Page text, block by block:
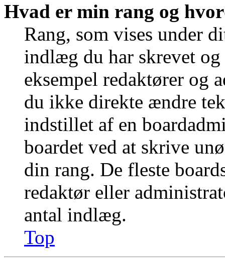
Hvad er min rang og
Rang, som vises under
indlæg du har skrevet
eksempel redaktører og
du ikke direkte ændre
indstillet af en
boardet ved at skrive
din rang. De fleste
redaktør eller
antal indlæg.
Top